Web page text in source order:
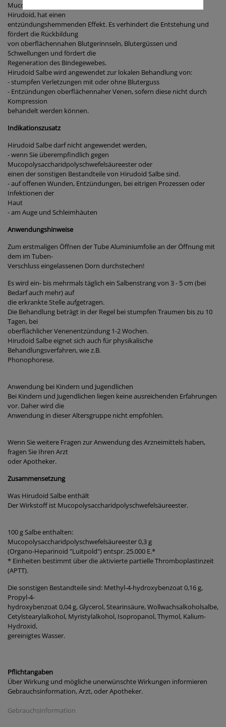
Mucopolysaccharidpolyschwefelsäureester, der Wirkstoff von
Hirudoid, hat einen
entzündungshemmenden Effekt. Es verhindert die Entstehung und
fördert die Rückbildung
von oberflächennahen Blutgerinnseln, Blutergüssen und
Schwellungen und fördert die
Regeneration des Bindegewebes.
Hirudoid Salbe wird angewendet zur lokalen Behandlung von:
- stumpfen Verletzungen mit oder ohne Bluterguss
- Entzündungen oberflächennaher Venen, sofern diese nicht durch
Kompression
behandelt werden können.
Indikationszusatz
Hirudoid Salbe darf nicht angewendet werden,
- wenn Sie überempfindlich gegen
Mucopolysaccharidpolyschwefelsäureester oder
einen der sonstigen Bestandteile von Hirudoid Salbe sind.
- auf offenen Wunden, Entzündungen, bei eitrigen Prozessen oder
Infektionen der
Haut
- am Auge und Schleimhäuten
Anwendungshinweise
Zum erstmaligen Öffnen der Tube Aluminiumfolie an der Öffnung mit
dem im Tuben-
Verschluss eingelassenen Dorn durchstechen!
Es wird ein- bis mehrmals täglich ein Salbenstrang von 3 - 5 cm (bei
Bedarf auch mehr) auf
die erkrankte Stelle aufgetragen.
Die Behandlung beträgt in der Regel bei stumpfen Traumen bis zu 10
Tagen, bei
oberflächlicher Venenentzündung 1-2 Wochen.
Hirudoid Salbe eignet sich auch für physikalische
Behandlungsverfahren, wie z.B.
Phonophorese.
Anwendung bei Kindern und Jugendlichen
Bei Kindern und Jugendlichen liegen keine ausreichenden Erfahrungen
vor. Daher wird die
Anwendung in dieser Altersgruppe nicht empfohlen.
Wenn Sie weitere Fragen zur Anwendung des Arzneimittels haben,
fragen Sie Ihren Arzt
oder Apotheker.
Zusammensetzung
Was Hirudoid Salbe enthält
Der Wirkstoff ist Mucopolysaccharidpolyschwefelsäureester.
100 g Salbe enthalten:
Mucopolysaccharidpolyschwefelsäureester 0,3 g
(Organo-Heparinoid "Luitpold") entspr. 25.000 E.*
* Einheiten bestimmt über die aktivierte partielle Thromboplastinzeit
(APTT).
Die sonstigen Bestandteile sind: Methyl-4-hydroxybenzoat 0,16 g,
Propyl-4-
hydroxybenzoat 0,04 g, Glycerol, Stearinsäure, Wollwachsalkoholsalbe,
Cetylstearylalkohol, Myristylalkohol, Isopropanol, Thymol, Kalium-
Hydroxid,
gereinigtes Wasser.
Pflichtangaben
Über Wirkung und mögliche unerwünschte Wirkungen informieren
Gebrauchsinformation, Arzt, oder Apotheker.
Gebrauchsinformation